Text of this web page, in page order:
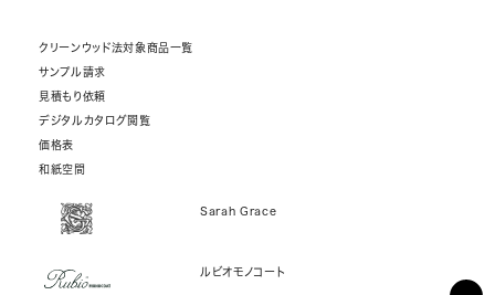
クリーンウッド法対象商品一覧
サンプル請求
見積もり依頼
デジタルカタログ閲覧
価格表
和紙空間
Sarah Grace
ルビオモノコート